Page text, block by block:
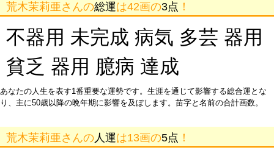
荒木茉莉亜さんの総運は42画の3点 ！
不器用 未完成 病気 多芸 器用
貧乏 器用 臆病 達成
あなたの人生を表す1番重要な運勢です。生涯を通じて影響する総合運とな
り、主に50歳以降の晩年期に影響を及ぼします。苗字と名前の合計画数。
荒木茉莉亜さんの 人運は13画の5点 ！